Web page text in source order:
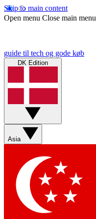
Skip to main content
Open menu Close main menu
guide til tech og gode køb
DK Edition
Asia